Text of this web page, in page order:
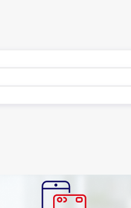
賠金及臨時住宿費20萬元。